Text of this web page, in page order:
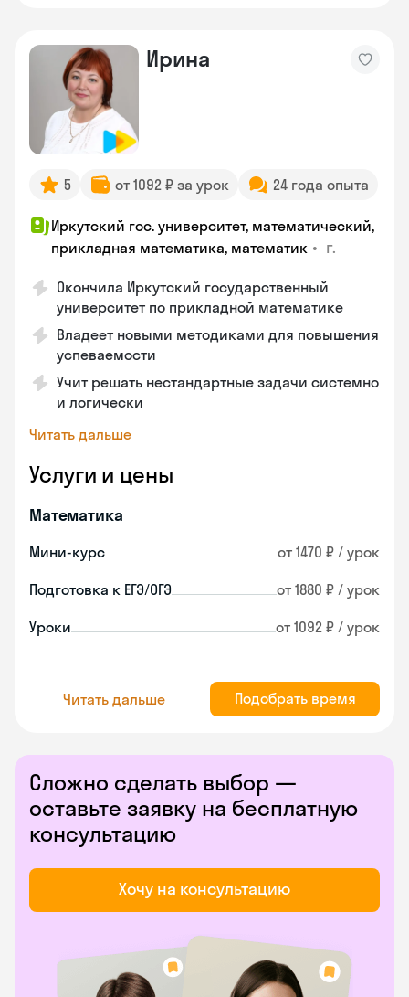
Ирина
5 от 1092 ₽ за урок 24 года опыта
Иркутский гос. университет, математический,
прикладная математика, математик • г.
Окончила Иркутский государственный
университет по прикладной математике
Владеет новыми методиками для повышения
успеваемости
Учит решать нестандартные задачи системно
и логически
Читать дальше
Услуги и цены
Математика
Мини-курс от 1470 ₽ / урок
Подготовка к ЕГЭ/ОГЭ от 1880 ₽ / урок
Уроки от 1092 ₽ / урок
Читать дальше Подобрать время
Сложно сделать выбор —
оставьте заявку на бесплатную
консультацию
Хочу на консультацию